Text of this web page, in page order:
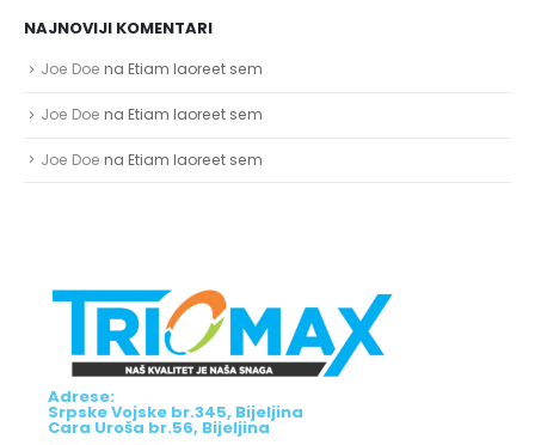
NAJNOVIJI KOMENTARI
Joe Doe na Etiam laoreet sem
Joe Doe na Etiam laoreet sem
Joe Doe na Etiam laoreet sem
Adrese:
Srpske Vojske br.345, Bijeljina
Cara Uroša br.56, Bijeljina